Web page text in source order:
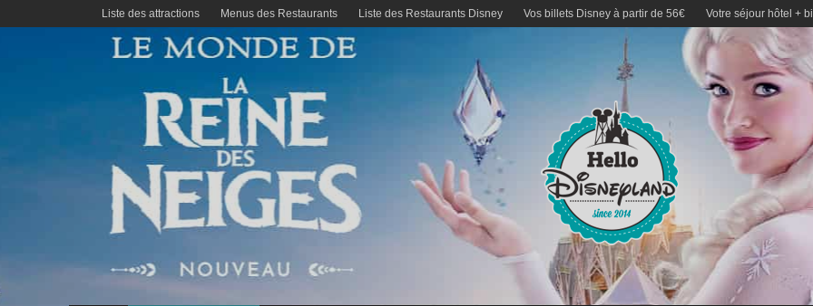
Liste des attractions Menus des Restaurants Liste des Restaurants Disney Vos billets Disney à partir de 56€ Votre séjour hôtel +